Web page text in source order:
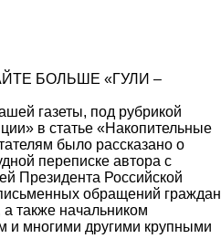
БОЛЬШЕ «ГУЛИ –
газеты, под рубрикой
в статье «Накопительные
было рассказано о
переписке автора с
Президента Российской
обращений граждан
также начальником
и многими другими крупными